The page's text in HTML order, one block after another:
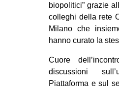
biopolitici” grazie
colleghi della rete
Milano che
hanno curato la
Cuore
discussioni
Piattaforma e sul